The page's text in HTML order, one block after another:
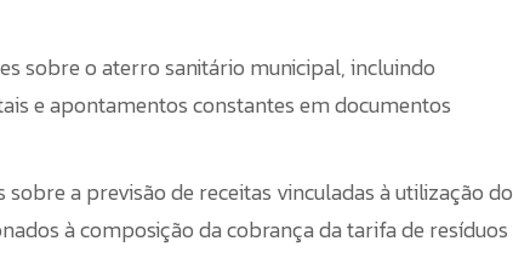
sobre o aterro sanitário municipal, incluindo
e apontamentos constantes em documentos
a previsão de receitas vinculadas à utilização do
à composição da cobrança da tarifa de resíduos